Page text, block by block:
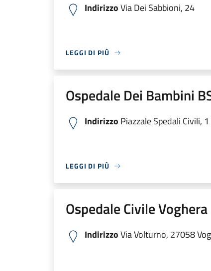
IndirizzoVia Dei Sabbioni, 24
LEGGI DI PIÙ
Ospedale Dei Bambini
Indirizzo Piazzale Spedali Civili, 1
LEGGI DI PIÙ
Ospedale Civile Voghera
IndirizzoVia Volturno, 27058